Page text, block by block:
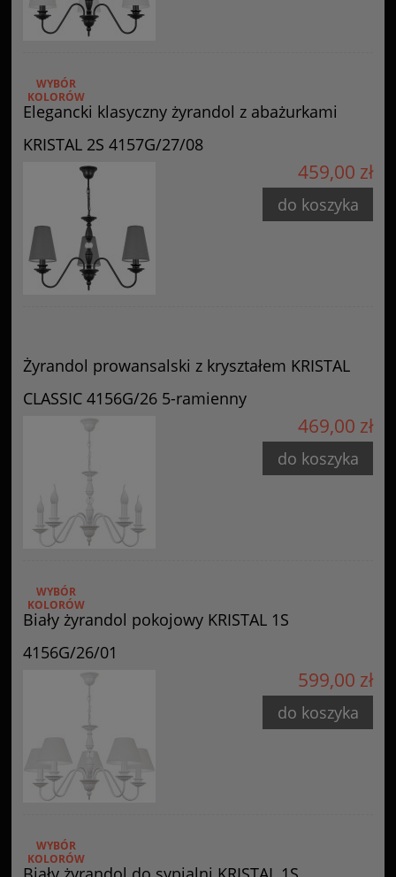
Elegancki klasyczny żyrandol z abażurkami
KRISTAL 2S 4157G/27/08
WYBÓR
KOLORÓW
459,00 zł
do koszyka
Żyrandol prowansalski z kryształem KRISTAL
CLASSIC 4156G/26 5-ramienny
469,00 zł
do koszyka
Biały żyrandol pokojowy KRISTAL 1S
4156G/26/01
WYBÓR
KOLORÓW
599,00 zł
do koszyka
WYBÓR
KOLORÓW